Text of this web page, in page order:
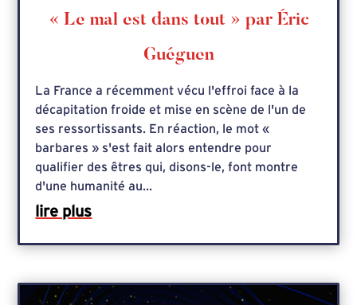
« Le mal est dans tout » par Éric
Guéguen
La France a récemment vécu l'effroi face à la
décapitation froide et mise en scène de l'un de
ses ressortissants. En réaction, le mot «
barbares » s'est fait alors entendre pour
qualifier des êtres qui, disons-le, font montre
d'une humanité au...
lire plus